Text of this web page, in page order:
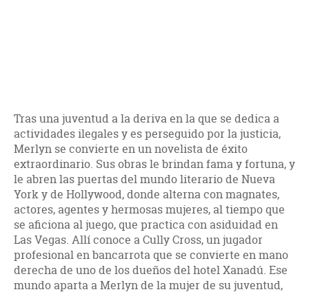
Tras una juventud a la deriva en la que se dedica a
actividades ilegales y es perseguido por la justicia,
Merlyn se convierte en un novelista de éxito
extraordinario. Sus obras le brindan fama y fortuna, y
le abren las puertas del mundo literario de Nueva
York y de Hollywood, donde alterna con magnates,
actores, agentes y hermosas mujeres, al tiempo que
se aficiona al juego, que practica con asiduidad en
Las Vegas. Allí conoce a Cully Cross, un jugador
profesional en bancarrota que se convierte en mano
derecha de uno de los dueños del hotel Xanadú. Ese
mundo aparta a Merlyn de la mujer de su juventud,